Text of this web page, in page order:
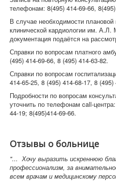
телефонам: 8(495) 414-69-66,
В случае необходимости плановой
клинической кардиологии им. А.Л.
документация подаётся на
Справки по вопросам платного
(495) 414-69-66, 8 (495) 414-63-82.
Справки по вопросам
414-65-25, 8 (495) 414-68-17, 8 (495)
Подробности по вопросам
уточнить по телефонам call-
44-19; 8(495)414-69-66.
Отзывы о больнице
"... Хочу выразить искреннюю
профессионализм, за
всем врачам и медицинскому